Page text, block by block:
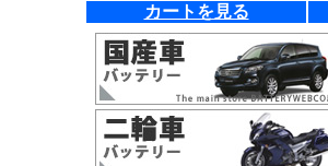
カートを見る